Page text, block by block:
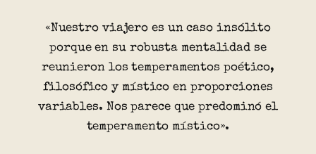
«Nuestro viajero es un caso insólito
porque en su robusta mentalidad se
reunieron los temperamentos poético,
filosófico y místico en proporciones
variables. Nos parece que predominó el
temperamento místico».